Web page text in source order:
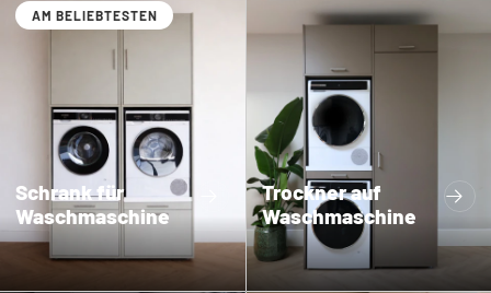
AM BELIEBTESTEN
Schrank für
Waschmaschine
Trockner auf
Waschmaschine